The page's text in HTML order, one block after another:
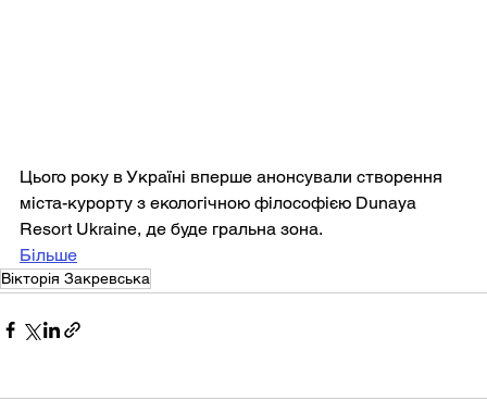
Цього року в Україні вперше анонсували створення
міста-курорту з екологічною філософією Dunaya
Resort Ukraine, де буде гральна зона.
Більше
Вікторія Закревська